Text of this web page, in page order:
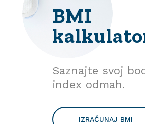
BMI
Saznajte svoj
index odmah.
IZRAČUNAJ BMI